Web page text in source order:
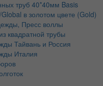
труб 40*40мм Basis
в золотом цвете (Gold)
Пресс воллы
квадратной трубы
Тайвань и Россия
Италия